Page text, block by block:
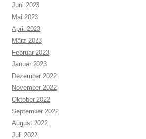
Juni 2023
Mai 2023
April 2023
März 2023
Februar 2023
Januar 2023
Dezember 2022
November 2022
Oktober 2022
September 2022
August 2022
Juli 2022